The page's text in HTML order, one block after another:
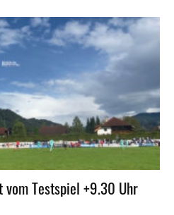
vom Testspiel +9.30 Uhr